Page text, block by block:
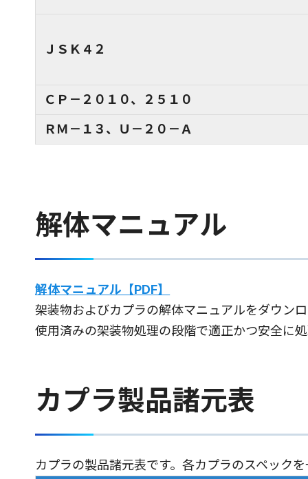
ＪＳＫ４２
ＣＰ－２０１０、２５１０
ＲＭ－１３、Ｕ－２０－Ａ
解体マニュアル
解体マニュアル【PDF】
架装物およびカプラの解体マニュアルをダウン
使用済みの架装物処理の段階で適正かつ安全に
カプラ製品諸元表
カプラの製品諸元表です。各カプラのスペック